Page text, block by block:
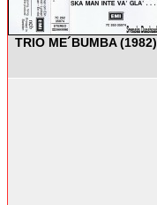
TRIO ME´BUMBA (1982)